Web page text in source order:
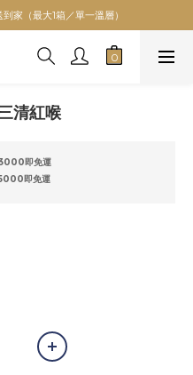
家（最大1箱／單一溫層）
清紅喉
即免運
即免運